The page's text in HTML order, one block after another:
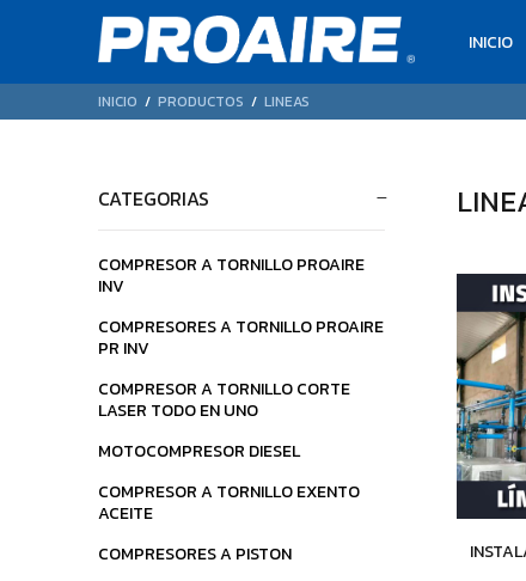
INICIO
INICIO PRODUCTOS LINEAS
CATEGORIAS
COMPRESOR A TORNILLO PROAIRE
INV
COMPRESORES A TORNILLO PROAIRE
PR INV
COMPRESOR A TORNILLO CORTE
LASER TODO EN UNO
MOTOCOMPRESOR DIESEL
COMPRESOR A TORNILLO EXENTO
ACEITE
COMPRESORES A PISTON